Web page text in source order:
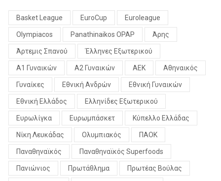
Basket League EuroCup Euroleague
Olympiacos Panathinaikos OPAP Άρης
Άρτεμις Σπανού Έλληνες Εξωτερικού
Α1 Γυναικών Α2 Γυναικών ΑΕΚ Αθηναικός
Γυναίκες Εθνική Ανδρών Εθνική Γυναικών
Εθνική Ελλάδος Ελληνίδες Εξωτερικού
Ευρωλίγκα Ευρωμπάσκετ Κύπελλο Ελλάδας
Νίκη Λευκάδας Ολυμπιακός ΠΑΟΚ
Παναθηναϊκός Παναθηναϊκός Superfoods
Πανιώνιος Πρωτάθλημα Πρωτέας Βούλας